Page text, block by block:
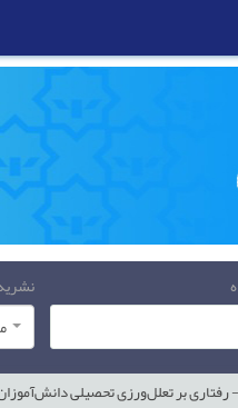
بر تعلل‌‌ورزی تحصیلی